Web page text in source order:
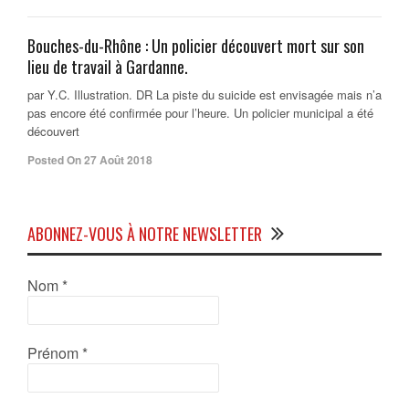
Bouches-du-Rhône : Un policier découvert mort sur son
lieu de travail à Gardanne.
par Y.C. Illustration. DR La piste du suicide est envisagée mais n’a
pas encore été confirmée pour l’heure. Un policier municipal a été
découvert
Posted On 27 Août 2018
ABONNEZ-VOUS À NOTRE NEWSLETTER
Nom *
Prénom *